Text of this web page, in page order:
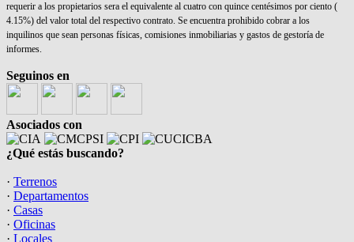
requerir a los propietarios sera el equivalente al cuatro con quince centésimos por ciento (
4.15%) del valor total del respectivo contrato. Se encuentra prohibido cobrar a los
inquilinos que sean personas físicas, comisiones inmobiliarias y gastos de gestoría de
informes.
Seguinos en
Asociados con
¿Qué estás buscando?
· Terrenos
· Departamentos
· Casas
· Oficinas
· Locales